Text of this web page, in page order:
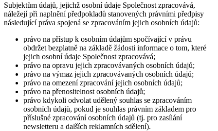
Subjektům údajů, jejichž osobní údaje Společnost zpracovává,
náležejí při naplnění předpokladů stanovených právními předpisy
následující práva spojená se zpracováním jejich osobních údajů:
právo na přístup k osobním údajům spočívající v právu
obdržet bezplatně na základě žádosti informace o tom, které
jejich osobní údaje Společnost zpracovává;
právo na opravu jejich zpracovávaných osobních údajů;
právo na výmaz jejich zpracovávaných osobních údajů;
právo na omezení zpracování jejich osobních údajů;
právo na přenositelnost osobních údajů;
právo kdykoli odvolat udělený souhlas se zpracováním
osobních údajů, pokud je souhlas právním základem pro
příslušné zpracování osobních údajů (tj. pro zasílání
newsletteru a dalších reklamních sdělení).